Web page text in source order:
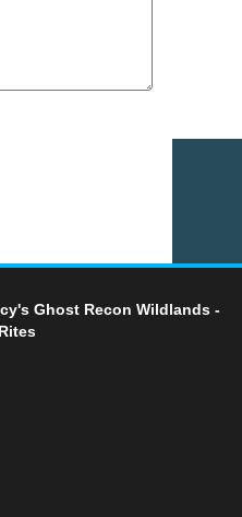
Ghost Recon Wildlands -